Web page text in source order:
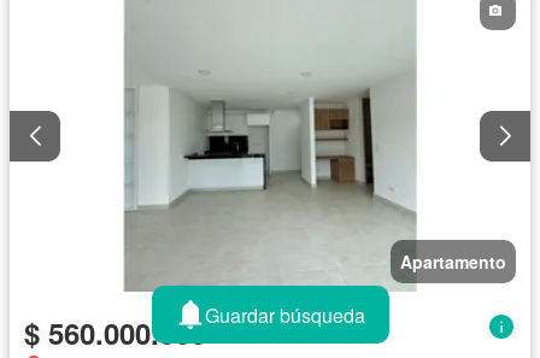
Apartamento
$ 560.000.000Guardar búsqueda